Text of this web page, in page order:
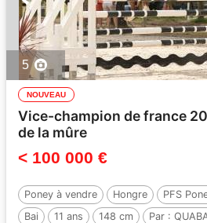
5
NOUVEAU
Vice-champion de france
de la mûre
< 100 000 €
Poney à vendre Hongre
PFS
Bai
11 ans 148 cm Par :